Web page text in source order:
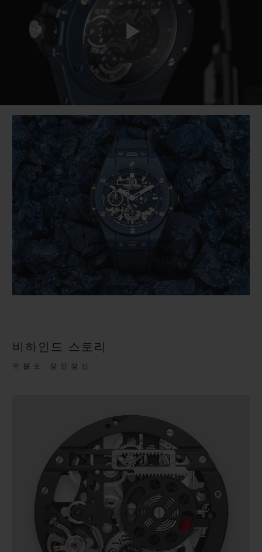
Play
Video
비하인드 스토리
위블로 장인정신